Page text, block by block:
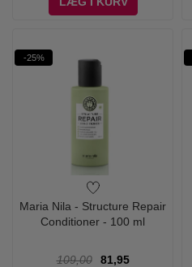
-25%
Maria Nila - Structure Repair
Conditioner - 100 ml
109,00
81,95